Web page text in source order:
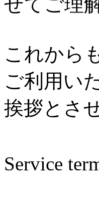
これから
ご利用い
挨拶とさ
Service